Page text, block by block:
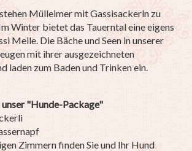
Mülleimer mit Gassisackerln zu
Winter bietet das Tauerntal eine eigens
Meile. Die Bäche und Seen in unserer
mit ihrer ausgezeichneten
laden zum Baden und Trinken ein.
"Hunde-Package"
Zimmern finden Sie und Ihr Hund